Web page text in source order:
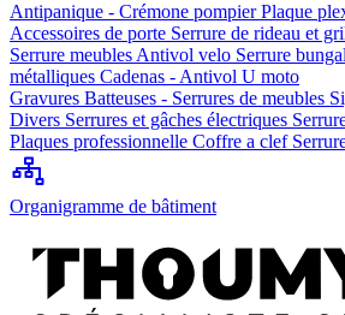
Antipanique - Crémone pompierPlaque
Accessoires de porte Serrure de rideau et
Serrure meubles Antivol velo Serrure
métalliques Cadenas - Antivol U moto
Gravures Batteuses - Serrures de meubles
Divers Serrures et gâches électriques
Plaques professionnelle Coffre a clef
Organigramme de bâtiment